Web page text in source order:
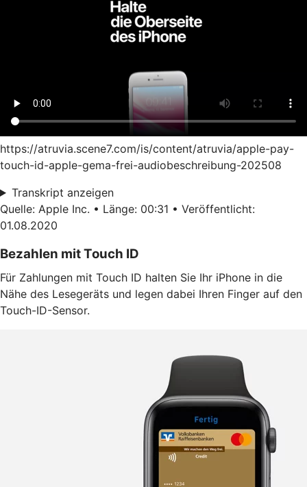
https://atruvia.scene7.com/is/content/atruvia/apple-pay-
touch-id-apple-gema-frei-audiobeschreibung-202508
Transkript anzeigen
Quelle: Apple Inc. • Länge: 00:31 • Veröffentlicht:
01.08.2020
Bezahlen mit Touch ID
Für Zahlungen mit Touch ID halten Sie Ihr iPhone in die
Nähe des Lesegeräts und legen dabei Ihren Finger auf den
Touch-ID-Sensor.